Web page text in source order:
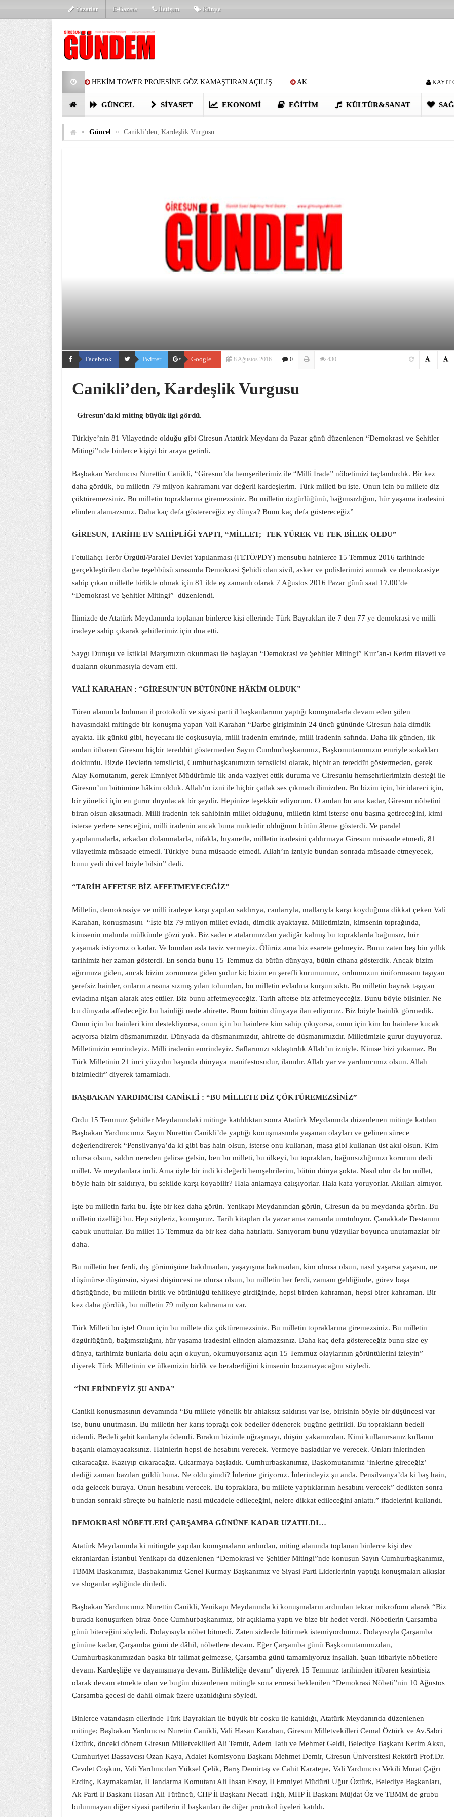
Yazarlar E-Gazete İletişim Künye
HEKİM TOWER PROJESİNE GÖZ KAMAŞTIRAN AÇILIŞ AK
PARTİ’DE YENİ YÜZLER HARUN CİCİ: VİDEOYU GÖRÜNCE
KAYIT
GÜNCEL SIYASET EKONOMI EĞITIM KÜLTÜR&SANAT
» Güncel » Canikli’den, Kardeşlik Vurgusu
Facebook Twitter Google+ 8 Ağustos 2016 0 430 +
-
Canikli’den, Kardeşlik Vurgusu
Giresun’daki miting büyük ilgi gördü.
Türkiye’nin 81 Vilayetinde olduğu gibi Giresun Atatürk Meydanı da Pazar günü düzenlenen “Demokrasi ve Şehitler
Mitingi”nde binlerce kişiyi bir araya getirdi.
Başbakan Yardımcısı Nurettin Canikli, “Giresun’da hemşerilerimiz ile “Milli İrade” nöbetimizi taçlandırdık. Bir kez
daha gördük, bu milletin 79 milyon kahramanı var değerli kardeşlerim. Türk milleti bu işte. Onun için bu millete diz
çöktüremezsiniz. Bu milletin topraklarına giremezsiniz. Bu milletin özgürlüğünü, bağımsızlığını, hür yaşama iradesini
elinden alamazsınız. Daha kaç defa göstereceğiz ey dünya? Bunu kaç defa göstereceğiz”
GİRESUN, TARİHE EV SAHİPLİĞİ YAPTI, “MİLLET; TEK YÜREK VE TEK BİLEK OLDU”
Fetullahçı Terör Örgütü/Paralel Devlet Yapılanması (FETÖ/PDY) mensubu hainlerce 15 Temmuz 2016 tarihinde
gerçekleştirilen darbe teşebbüsü sırasında Demokrasi Şehidi olan sivil, asker ve polislerimizi anmak ve demokrasiye
sahip çıkan milletle birlikte olmak için 81 ilde eş zamanlı olarak 7 Ağustos 2016 Pazar günü saat 17.00’de
“Demokrasi ve Şehitler Mitingi” düzenlendi.
İlimizde de Atatürk Meydanında toplanan binlerce kişi ellerinde Türk Bayrakları ile 7 den 77 ye demokrasi ve milli
iradeye sahip çıkarak şehitlerimiz için dua etti.
Saygı Duruşu ve İstiklal Marşımızın okunması ile başlayan “Demokrasi ve Şehitler Mitingi” Kur’an-ı Kerim tilaveti ve
duaların okunmasıyla devam etti.
VALİ KARAHAN : “GİRESUN’UN BÜTÜNÜNE HÂKİM OLDUK”
Tören alanında bulunan il protokolü ve siyasi parti il başkanlarının yaptığı konuşmalarla devam eden şölen
havasındaki mitingde bir konuşma yapan Vali Karahan “Darbe girişiminin 24 üncü gününde Giresun hala dimdik
ayakta. İlk günkü gibi, heyecanı ile coşkusuyla, milli iradenin emrinde, milli iradenin safında. Daha ilk günden, ilk
andan itibaren Giresun hiçbir tereddüt göstermeden Sayın Cumhurbaşkanımız, Başkomutanımızın emriyle sokakları
doldurdu. Bizde Devletin temsilcisi, Cumhurbaşkanımızın temsilcisi olarak, hiçbir an tereddüt göstermeden, gerek
Alay Komutanım, gerek Emniyet Müdürümle ilk anda vaziyet ettik duruma ve Giresunlu hemşehrilerimizin desteği ile
Giresun’un bütününe hâkim olduk. Allah’ın izni ile hiçbir çatlak ses çıkmadı ilimizden. Bu bizim için, bir idareci için,
bir yönetici için en gurur duyulacak bir şeydir. Hepinize teşekkür ediyorum. O andan bu ana kadar, Giresun nöbetini
biran olsun aksatmadı. Milli iradenin tek sahibinin millet olduğunu, milletin kimi isterse onu başına getireceğini, kimi
isterse yerlere sereceğini, milli iradenin ancak buna muktedir olduğunu bütün âleme gösterdi. Ve paralel
yapılanmalarla, arkadan dolanmalarla, nifakla, hıyanetle, milletin iradesini çaldırmaya Giresun müsaade etmedi, 81
vilayetimiz müsaade etmedi. Türkiye buna müsaade etmedi. Allah’ın izniyle bundan sonrada müsaade etmeyecek,
bunu yedi düvel böyle bilsin” dedi.
“TARİH AFFETSE BİZ AFFETMEYECEĞİZ”
Milletin, demokrasiye ve milli iradeye karşı yapılan saldırıya, canlarıyla, mallarıyla karşı koyduğuna dikkat çeken Vali
Karahan, konuşmasını “İşte biz 79 milyon millet evladı, dimdik ayaktayız. Milletimizin, kimsenin toprağında,
kimsenin malında mülkünde gözü yok. Biz sadece atalarımızdan yadigâr kalmış bu topraklarda bağımsız, hür
yaşamak istiyoruz o kadar. Ve bundan asla taviz vermeyiz. Ölürüz ama biz esarete gelmeyiz. Bunu zaten beş bin yıllık
tarihimiz her zaman gösterdi. En sonda bunu 15 Temmuz da bütün dünyaya, bütün cihana gösterdik. Ancak bizim
ağırımıza giden, ancak bizim zorumuza giden şudur ki; bizim en şerefli kurumumuz, ordumuzun üniformasını taşıyan
şerefsiz hainler, onların arasına sızmış yılan tohumları, bu milletin evladına kurşun sıktı. Bu milletin bayrak taşıyan
evladına nişan alarak ateş ettiler. Biz bunu affetmeyeceğiz. Tarih affetse biz affetmeyeceğiz. Bunu böyle bilsinler. Ne
bu dünyada affedeceğiz bu hainliği nede ahirette. Bunu bütün dünyaya ilan ediyoruz. Biz böyle hainlik görmedik.
Onun için bu hainleri kim destekliyorsa, onun için bu hainlere kim sahip çıkıyorsa, onun için kim bu hainlere kucak
açıyorsa bizim düşmanımızdır. Dünyada da düşmanımızdır, ahirette de düşmanımızdır. Milletimizle gurur duyuyoruz.
Milletimizin emrindeyiz. Milli iradenin emrindeyiz. Saflarımızı sıklaştırdık Allah’ın izniyle. Kimse bizi yıkamaz. Bu
Türk Milletinin 21 inci yüzyılın başında dünyaya manifestosudur, ilanıdır. Allah yar ve yardımcımız olsun. Allah
bizimledir” diyerek tamamladı.
BAŞBAKAN YARDIMCISI CANİKLİ : “BU MİLLETE DİZ ÇÖKTÜREMEZSİNİZ”
Ordu 15 Temmuz Şehitler Meydanındaki mitinge katıldıktan sonra Atatürk Meydanında düzenlenen mitinge katılan
Başbakan Yardımcımız Sayın Nurettin Canikli’de yaptığı konuşmasında yaşanan olayları ve gelinen sürece
değerlendirerek “Pensilvanya’da ki gibi baş hain olsun, isterse onu kullanan, maşa gibi kullanan üst akıl olsun. Kim
olursa olsun, saldırı nereden gelirse gelsin, ben bu milleti, bu ülkeyi, bu toprakları, bağımsızlığımızı korurum dedi
millet. Ve meydanlara indi. Ama öyle bir indi ki değerli hemşehrilerim, bütün dünya şokta. Nasıl olur da bu millet,
böyle hain bir saldırıya, bu şekilde karşı koyabilir? Hala anlamaya çalışıyorlar. Hala kafa yoruyorlar. Akılları almıyor.
İşte bu milletin farkı bu. İşte bir kez daha görün. Yenikapı Meydanından görün, Giresun da bu meydanda görün. Bu
milletin özelliği bu. Hep söyleriz, konuşuruz. Tarih kitapları da yazar ama zamanla unutuluyor. Çanakkale Destanını
çabuk unuttular. Bu millet 15 Temmuz da bir kez daha hatırlattı. Sanıyorum bunu yüzyıllar boyunca unutamazlar bir
daha.
Bu milletin her ferdi, dış görünüşüne bakılmadan, yaşayışına bakmadan, kim olursa olsun, nasıl yaşarsa yaşasın, ne
düşünürse düşünsün, siyasi düşüncesi ne olursa olsun, bu milletin her ferdi, zamanı geldiğinde, görev başa
düştüğünde, bu milletin birlik ve bütünlüğü tehlikeye girdiğinde, hepsi birden kahraman, hepsi birer kahraman. Bir
kez daha gördük, bu milletin 79 milyon kahramanı var.
Türk Milleti bu işte! Onun için bu millete diz çöktüremezsiniz. Bu milletin topraklarına giremezsiniz. Bu milletin
özgürlüğünü, bağımsızlığını, hür yaşama iradesini elinden alamazsınız. Daha kaç defa göstereceğiz bunu size ey
dünya, tarihimiz bunlarla dolu açın okuyun, okumuyorsanız açın 15 Temmuz olaylarının görüntülerini izleyin”
diyerek Türk Milletinin ve ülkemizin birlik ve beraberliğini kimsenin bozamayacağını söyledi.
“İNLERİNDEYİZ ŞU ANDA”
Canikli konuşmasının devamında “Bu millete yönelik bir ahlaksız saldırısı var ise, birisinin böyle bir düşüncesi var
ise, bunu unutmasın. Bu milletin her karış toprağı çok bedeller ödenerek bugüne getirildi. Bu toprakların bedeli
ödendi. Bedeli şehit kanlarıyla ödendi. Bırakın bizimle uğraşmayı, düşün yakamızdan. Kimi kullanırsanız kullanın
başarılı olamayacaksınız. Hainlerin hepsi de hesabını verecek. Vermeye başladılar ve verecek. Onları inlerinden
çıkaracağız. Kazıyıp çıkaracağız. Çıkarmaya başladık. Cumhurbaşkanımız, Başkomutanımız ‘inlerine gireceğiz’
dediği zaman bazıları güldü buna. Ne oldu şimdi? İnlerine giriyoruz. İnlerindeyiz şu anda. Pensilvanya’da ki baş hain,
oda gelecek buraya. Onun hesabını verecek. Bu topraklara, bu millete yaptıklarının hesabını verecek” dedikten sonra
bundan sonraki süreçte bu hainlerle nasıl mücadele edileceğini, nelere dikkat edileceğini anlattı.” ifadelerini kullandı.
DEMOKRASİ NÖBETLERİ ÇARŞAMBA GÜNÜNE KADAR UZATILDI…
Atatürk Meydanında ki mitingde yapılan konuşmaların ardından, miting alanında toplanan binlerce kişi dev
ekranlardan İstanbul Yenikapı da düzenlenen “Demokrasi ve Şehitler Mitingi”nde konuşun Sayın Cumhurbaşkanımız,
TBMM Başkanımız, Başbakanımız Genel Kurmay Başkanımız ve Siyasi Parti Liderlerinin yaptığı konuşmaları alkışlar
ve sloganlar eşliğinde dinledi.
Başbakan Yardımcımız Nurettin Canikli, Yenikapı Meydanında ki konuşmaların ardından tekrar mikrofonu alarak “Biz
burada konuşurken biraz önce Cumhurbaşkanımız, bir açıklama yaptı ve bize bir hedef verdi. Nöbetlerin Çarşamba
günü biteceğini söyledi. Dolayısıyla nöbet bitmedi. Zaten sizlerde bitirmek istemiyordunuz. Dolayısıyla Çarşamba
gününe kadar, Çarşamba günü de dâhil, nöbetlere devam. Eğer Çarşamba günü Başkomutanımızdan,
Cumhurbaşkanımızdan başka bir talimat gelmezse, Çarşamba günü tamamlıyoruz inşallah. Şuan itibariyle nöbetlere
devam. Kardeşliğe ve dayanışmaya devam. Birlikteliğe devam” diyerek 15 Temmuz tarihinden itibaren kesintisiz
olarak devam etmekte olan ve bugün düzenlenen mitingle sona ermesi beklenilen “Demokrasi Nöbeti”nin 10 Ağustos
Çarşamba gecesi de dahil olmak üzere uzatıldığını söyledi.
Binlerce vatandaşın ellerinde Türk Bayrakları ile büyük bir coşku ile katıldığı, Atatürk Meydanında düzenlenen
mitinge; Başbakan Yardımcısı Nuretin Canikli, Vali Hasan Karahan, Giresun Milletvekilleri Cemal Öztürk ve Av.Sabri
Öztürk, önceki dönem Giresun Milletvekilleri Ali Temür, Adem Tatlı ve Mehmet Geldi, Belediye Başkanı Kerim Aksu,
Cumhuriyet Başsavcısı Ozan Kaya, Adalet Komisyonu Başkanı Mehmet Demir, Giresun Üniversitesi Rektörü Prof.Dr.
Cevdet Coşkun, Vali Yardımcıları Yüksel Çelik, Barış Demirtaş ve Cahit Karatepe, Vali Yardımcısı Vekili Murat Çağrı
Erdinç, Kaymakamlar, İl Jandarma Komutanı Ali İhsan Ersoy, İl Emniyet Müdürü Uğur Öztürk, Belediye Başkanları,
Ak Parti İl Başkanı Hasan Ali Tütüncü, CHP İl Başkanı Necati Tığlı, MHP İl Başkanı Müjdat Öz ve TBMM de grubu
bulunmayan diğer siyasi partilerin il başkanları ile diğer protokol üyeleri katıldı.